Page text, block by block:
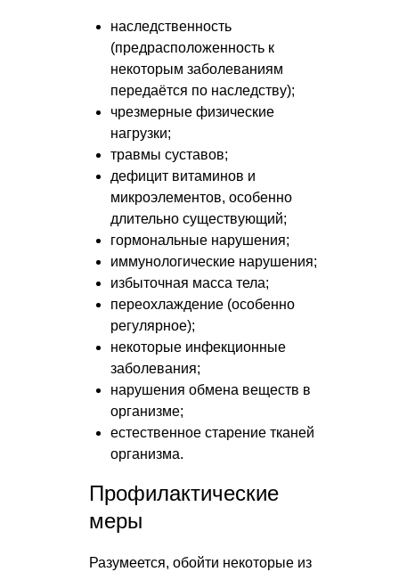
наследственность
(предрасположенность к
некоторым заболеваниям
передаётся по наследству);
чрезмерные физические
нагрузки;
травмы суставов;
дефицит витаминов и
микроэлементов, особенно
длительно существующий;
гормональные нарушения;
иммунологические нарушения;
избыточная масса тела;
переохлаждение (особенно
регулярное);
некоторые инфекционные
заболевания;
нарушения обмена веществ в
организме;
естественное старение тканей
организма.
Профилактические
меры
Разумеется, обойти некоторые из